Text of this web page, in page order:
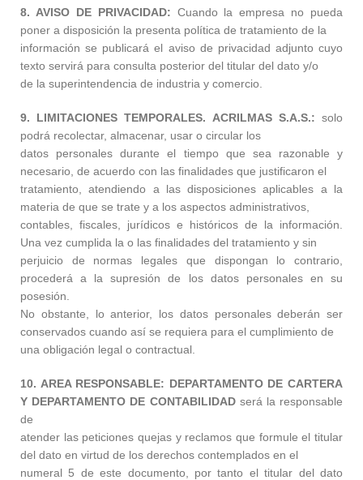
8. AVISO DE PRIVACIDAD: Cuando la empresa no pueda
poner a disposición la presenta política de tratamiento de la
información se publicará el aviso de privacidad adjunto cuyo
texto servirá para consulta posterior del titular del dato y/o
de la superintendencia de industria y comercio.
9. LIMITACIONES TEMPORALES. ACRILMAS S.A.S.: solo
podrá recolectar, almacenar, usar o circular los
datos personales durante el tiempo que sea razonable y
necesario, de acuerdo con las finalidades que justificaron el
tratamiento, atendiendo a las disposiciones aplicables a la
materia de que se trate y a los aspectos administrativos,
contables, fiscales, jurídicos e históricos de la información.
Una vez cumplida la o las finalidades del tratamiento y sin
perjuicio de normas legales que dispongan lo contrario,
procederá a la supresión de los datos personales en su
posesión.
No obstante, lo anterior, los datos personales deberán ser
conservados cuando así se requiera para el cumplimiento de
una obligación legal o contractual.
10. AREA RESPONSABLE: DEPARTAMENTO DE CARTERA
Y DEPARTAMENTO DE CONTABILIDADserá la responsable
de
atender las peticiones quejas y reclamos que formule el titular
del dato en virtud de los derechos contemplados en el
numeral 5 de este documento, por tanto el titular del dato